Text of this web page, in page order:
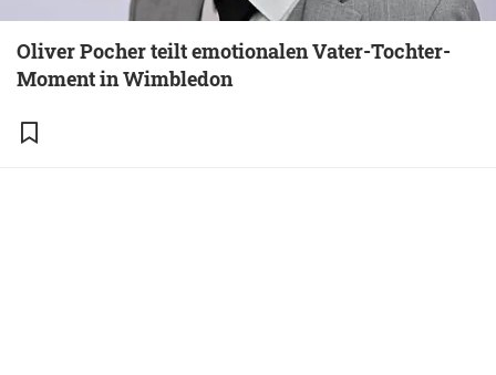
Oliver Pocher teilt emotionalen Vater-Tochter-
Moment in Wimbledon